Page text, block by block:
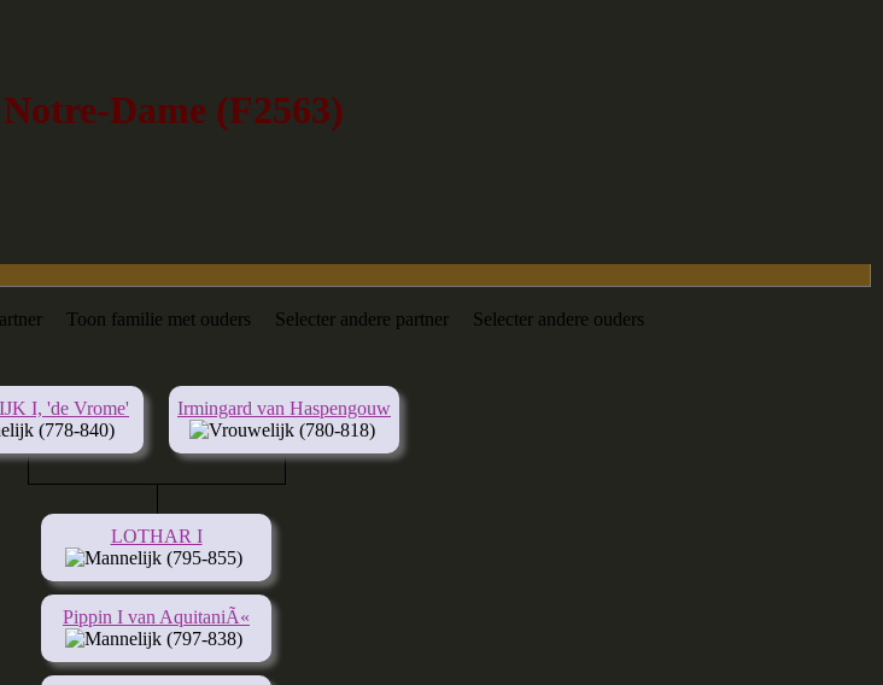
Dame (F2563)
Toon familie met ouders Selecter andere partner Selecter andere ouders
I, 'de Vrome'
(778-840)
Irmingard van Haspengouw
(780-818)
LOTHAR I
(795-855)
Pippin I van AquitaniÃ«
(797-838)